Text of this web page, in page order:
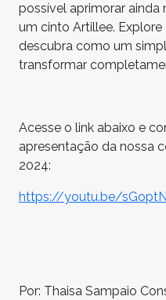
possível aprimorar ainda
um cinto Artillee.
descubra como um
transformar
Acesse o link abaixo e
apresentação da nossa
2024:
https://youtu.be/
Por: Thaisa Sampaio